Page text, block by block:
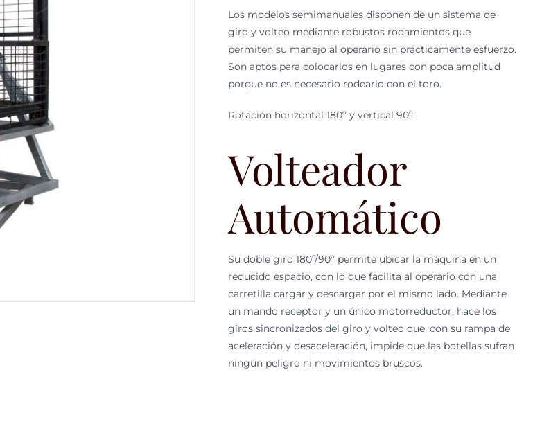
Los modelos semimanuales disponen de un sistema de
giro y volteo mediante robustos rodamientos que
permiten su manejo al operario sin prácticamente esfuerzo.
Son aptos para colocarlos en lugares con poca amplitud
porque no es necesario rodearlo con el toro.
Rotación horizontal 180º y vertical 90º.
Volteador
Automático
Su doble giro 180º/90º permite ubicar la máquina en un
reducido espacio, con lo que facilita al operario con una
carretilla cargar y descargar por el mismo lado. Mediante
un mando receptor y un único motorreductor, hace los
giros sincronizados del giro y volteo que, con su rampa de
aceleración y desaceleración, impide que las botellas sufran
ningún peligro ni movimientos bruscos.